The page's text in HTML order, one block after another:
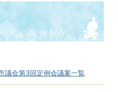
議会第3回定例会議案一覧